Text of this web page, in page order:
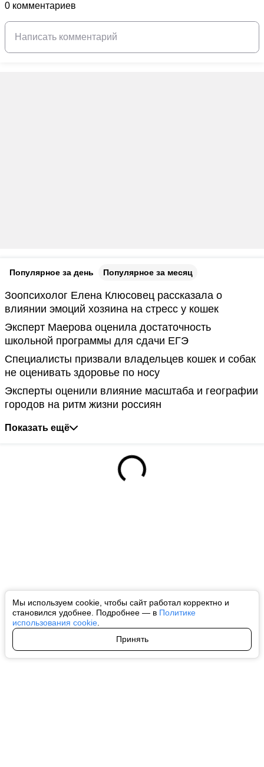
Мы используем cookie, чтобы сайт работал корректно и
становился удобнее. Подробнее — в Политике
использования cookie
Принять
0 комментариев
Популярное за день Популярное за месяц
Зоопсихолог Елена Клюсовец рассказала о
влиянии эмоций хозяина на стресс у кошек
Эксперт Маерова оценила достаточность
школьной программы для сдачи ЕГЭ
Специалисты призвали владельцев кошек и собак
не оценивать здоровье по носу
Эксперты оценили влияние масштаба и географии
городов на ритм жизни россиян
Показать ещё